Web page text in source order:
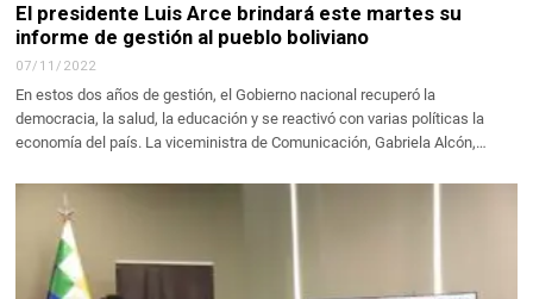
El presidente Luis Arce brindará este martes su
informe de gestión al pueblo boliviano
07/11/2022
En estos dos años de gestión, el Gobierno nacional recuperó la
democracia, la salud, la educación y se reactivó con varias políticas la
economía del país. La viceministra de Comunicación, Gabriela Alcón,…